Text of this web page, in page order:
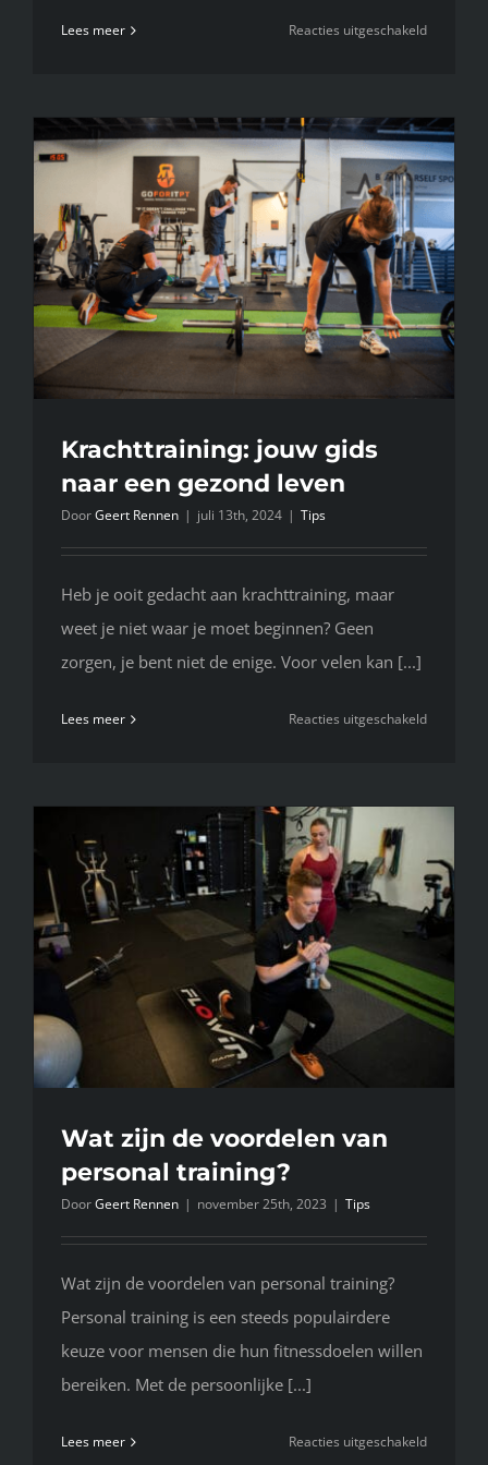
Lees meer Reacties uitgeschakeldvoor
met
Lifestyle
Coaching
Krachttraining: jouw gids
naar een gezond leven
DoorGeert Rennen | juli 13th, 2024 | Tips
Heb je ooit gedacht aan krachttraining, maar
weet je niet waar je moet beginnen? Geen
zorgen, je bent niet de enige. Voor velen kan [...]
Lees meer Reacties uitgeschakeldvoor
gezond
leven
Wat zijn de voordelen van
personal training?
DoorGeert Rennen | november 25th, 2023 | Tips
Wat zijn de voordelen van personal training?
Personal training is een steeds populairdere
keuze voor mensen die hun fitnessdoelen willen
bereiken. Met de persoonlijke [...]
Lees meer Reacties uitgeschakeldvoor